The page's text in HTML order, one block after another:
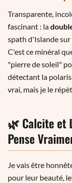
Transparente,
fascinant : la
spath d'Islande
C'est ce minéral
"pierre de soleil"
détectant la
vrai, mais je le
🌿 Calcite et
Pense
Je vais être
pour leur beauté,